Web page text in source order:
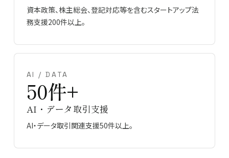
資本政策、株主総会、登記対応等を含むスタートアップ法
務支援200件以上。
AI / DATA
50件+
AI・データ取引支援
AI・データ取引関連支援50件以上。